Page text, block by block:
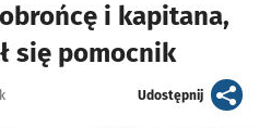
i kapitana,
się pomocnik
Udostępnijartykuł